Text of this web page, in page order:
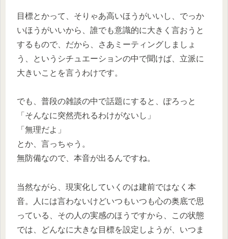
目標とかって、そりゃあ高いほうがいいし、でっか
いほうがいいから、誰でも意識的に大きく言おうと
するもので、だから、さあミーティングしましょ
う、というシチュエーションの中で聞けば、立派に
大きいことを言うわけです。
でも、普段の雑談の中で話題にすると、ぽろっと
「そんなに突然売れるわけがないし」
「無理だよ」
とか、言っちゃう。
無防備なので、本音が出るんですね。
当然ながら、現実化していくのは建前ではなく本
音。人には言わないけどいつもいつも心の奥底で思
っている、その人の実感のほうですから、この状態
では、どんなに大きな目標を設定しようが、いつま